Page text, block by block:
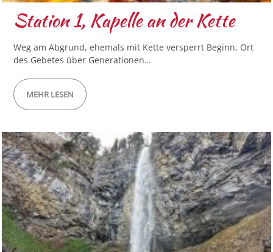
Station 1, Kapelle an der Kette
Weg am Abgrund, ehemals mit Kette versperrt Beginn, Ort
des Gebetes über Generationen…
MEHR LESEN